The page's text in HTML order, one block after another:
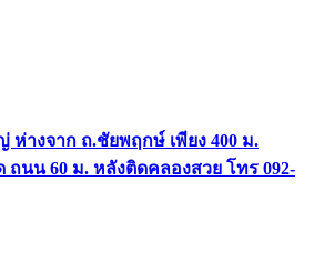
างจาก ถ.ชัยพฤกษ์ เพียง 400 ม.
นน 60 ม. หลังติดคลองสวย โทร 092-